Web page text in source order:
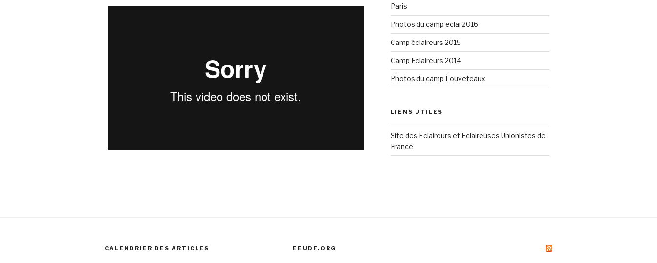
Paris
Photos du camp éclai 2016
Camp éclaireurs 2015
Camp Eclaireurs 2014
Photos du camp Louveteaux
LIENS UTILES
Site des Eclaireurs et Eclaireuses Unionistes de
France
CALENDRIER DES ARTICLES EEUDF.ORG